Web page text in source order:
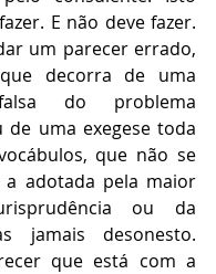
E não deve fazer.
um parecer errado,
decorra de uma
do problema
de uma exegese toda
que não se
a adotada pela maior
ou da
jamais desonesto.
que está com a